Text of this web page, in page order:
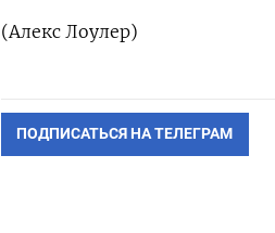
(Алекс Лоулер)
ПОДПИСАТЬСЯ НА ТЕЛЕГРАМ